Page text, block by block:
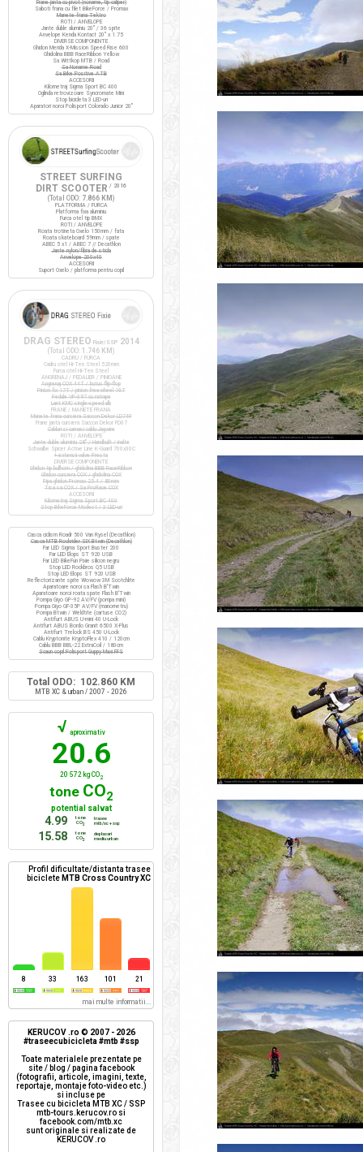
Frane janta cu pivot (noname, tip caliper)
Saboti frana cu filet BikeForce / Promax
Manete frana Tektro
ROTI / ANVELOPE
Jante duble aluminiu 20" / 36 spite
Anvelope Kenda Kontact 20" x 1.75
DIVERSE COMPONENTE
Ghidon Merida X-Mission Speed Rise 600
Ghidolina BBB RaceRibbon Yellow
Sa Wittkop MTB / Road
Sa Noname Road
Sa Bike Positive ATB
ACCESORII
Kilometraj Sigma Sport BC 400
Oglinda retrovizoare Syncromate Mini
Stop bicicleta 3 LED-uri
Aparatori noroi Polisport Colorado Junior 20"
STREET SURFING
DIRT SCOOTER / 2016
(Total ODO: 7.866 KM )
PLATFORMA / FURCA
Platforma fixa aluminiu
Furca otel tip BMX
ROTI / ANVELOPE
Roata trotineta Oxelo 150mm / fata
Roata skateboard 59mm / spate
ABEC 5 x1 / ABEC 7 // Decathlon
Jante nylon/fibra de sticla
Anvelope 200x40
ACCESORII
Suport Oxelo / platforma pentru copil
DRAG STEREO Fixie/SSP 2014
(Total ODO: 1.746 KM )
CADRU / FURCA
Cadru otel Hi-Ten Steel 520mm
Furca otel Hi-Ten Steel
ANGRENAJ / PEDALIER / PINIOANE
Angrenaj COX 44T / butuc flip-flop
Pinion fix 17T / pinion freewheel 16T
Pedale VP-397 cu ratrape
Lant KMC single-speed alb
FRANE / MANETE FRANA
Manete frana cursiera Saccon Dekor LD74P
Frane janta cursiera Saccon Dekor FD07
Cabluri si camasi cablu Jagwire
ROTI / ANVELOPE
Jante duble aluminiu 28" / Handbuilt / inalte
Schwalbe Spicer Active Line K-Guard 700x30C
+ extensii valve Presta
DIVERSE COMPONENTE
Ghidon tip bullhorn / ghidolina BBB RaceRibbon
Ghidon cursiera COX / ghidolina COX
Pipa ghidon Promax 25.4 / 80mm
Tisa sa COX / Sa ProRace COX
ACCESORII
Kilometraj Sigma Sport BC 400
Stop BikeForce Modest / 3 LED-uri
Casca ciclism Roadr 500 Van Rysel (Decathlon)
Casca MTB Rockrider SIX Btwin (Decathlon)
Far LED Sigma Sport Buster 200
Far LED Elops ST 920 USB
Far LED BikeFun Pixie silicon negru
Stop LED Rockbros Q5 USB
Stop LED Elops ST 920 USB
Reflectorizante spite Wowow 3M Scotchlite
Aparatoare noroi sa Flash B'Twin
Aparatoare noroi roata spate Flash B'Twin
Pompa Giyo GP-92 AV/FV (pompa mini)
Pompa Giyo GF-35P AV/FV (manometru)
Pompa Btwin / Weldtite (cartuse CO2)
Antifurt ABUS U-mini 40 U-Lock
Antifurt ABUS Bordo Granit 6500 X-Plus
Antifurt Trelock BS 450 U-Lock
Cablu Kryptonite KryptoFlex 410 / 120cm
Cablu BBB BBL-22 ExtraCoil / 180cm
Scaun copil Polisport Guppy Maxi FFS
Total ODO: 102.860 KM
MTB XC & urban / 2007 - 2026
√ aproximativ
20.6
20 572 kg CO2
tone CO2
potential salvat
4.99
tone
CO2
trasee
mtb/xc + ssp
15.58
tone
CO2
deplasari
mediu urban
Profil dificultate/distanta trasee
biciclete MTB Cross Country XC
8 33 163 101 21
mai multe informatii...
KERUCOV .ro © 2007 - 2026
#traseecubicicleta #mtb #ssp
Toate materialele prezentate pe
site / blog / pagina facebook
(fotografii, articole, imagini, texte,
reportaje, montaje foto-video etc.)
si incluse pe
Trasee cu bicicleta MTB XC / SSP
mtb-tours.kerucov.ro si
facebook.com/mtb.xc
sunt originale si realizate de
KERUCOV .ro